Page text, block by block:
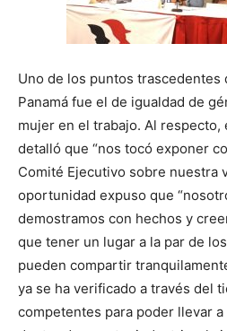
Uno de los puntos trascedentes
Panamá fue el de igualdad de
mujer en el trabajo. Al respecto,
detalló que “nos tocó exponer
Comité Ejecutivo sobre nuestra
oportunidad expuso que
demostramos con hechos y
que tener un lugar a la par de
pueden compartir
ya se ha verificado a través del
competentes para poder llevar